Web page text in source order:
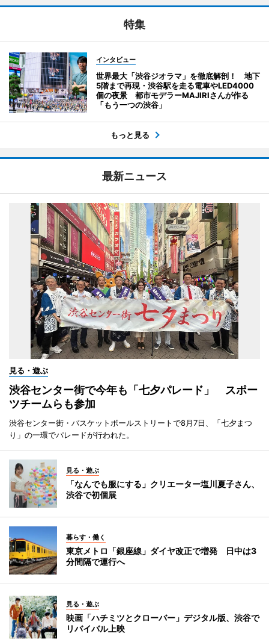
特集
インタビュー
世界最大「渋谷ジオラマ」を徹底解剖！ 地下
5階まで再現・渋谷駅を走る電車やLED4000
個の夜景 都市モデラーMAJIRIさんが作る
「もう一つの渋谷」
もっと見る
最新ニュース
見る・遊ぶ
渋谷センター街で今年も「七夕パレード」 スポー
ツチームらも参加
渋谷センター街・バスケットボールストリートで8月7日、「七夕まつ
り」の一環でパレードが行われた。
見る・遊ぶ
「なんでも服にする」クリエーター塩川夏子さん、
渋谷で初個展
暮らす・働く
東京メトロ「銀座線」ダイヤ改正で増発 日中は3
分間隔で運行へ
見る・遊ぶ
映画「ハチミツとクローバー」デジタル版、渋谷で
リバイバル上映